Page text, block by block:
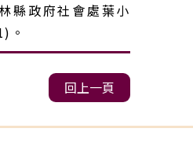
縣政府社會處葉小
。
回上一頁